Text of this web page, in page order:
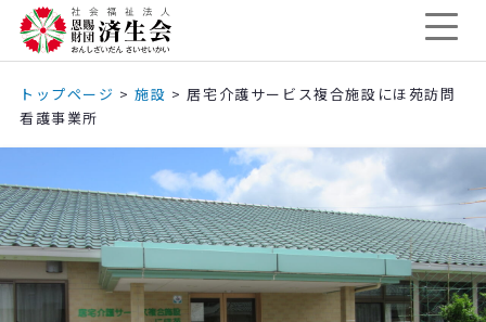
トップページ >施設 > 居宅介護サービス複合施設にほ苑訪問
看護事業所